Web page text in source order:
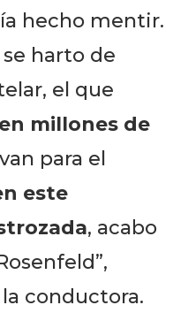
hecho mentir.
harto de
el que
millones de
para el
este
, acabo
conductora.